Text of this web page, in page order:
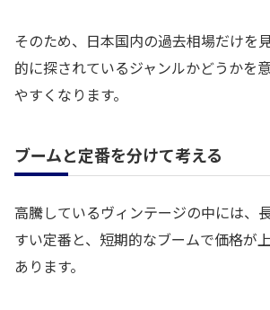
そのため、日本国内の過去相場だけを
的に探されているジャンルかどうかを
やすくなります。
ブームと定番を分けて考える
高騰しているヴィンテージの中には、
すい定番と、短期的なブームで価格が
あります。